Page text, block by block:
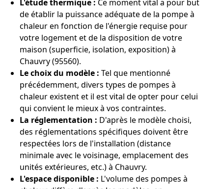
L'étude thermique : Ce moment vital a pour but
de établir la puissance adéquate de la pompe à
chaleur en fonction de l'énergie requise pour
votre logement et de la disposition de votre
maison (superficie, isolation, exposition) à
Chauvry (95560).
Le choix du modèle : Tel que mentionné
précédemment, divers types de pompes à
chaleur existent et il est vital de opter pour celui
qui convient le mieux à vos contraintes.
La réglementation : D'après le modèle choisi,
des réglementations spécifiques doivent être
respectées lors de l'installation (distance
minimale avec le voisinage, emplacement des
unités extérieures, etc.) à Chauvry.
L'espace disponible : L'volume des pompes à